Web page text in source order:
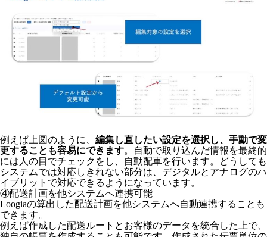
例えば上図のように、 編集し直したい設定を選択し、手動で変
更することも容易にできます。自動で取り込んだ情報を最終的
には人の目でチェックをし、自動配車を行います。どうしても
システムでは対応しきれない部分は、デジタルとアナログのハ
イブリットで対応できるようになっています。
④配送計画を他システムへ連携可能
Loogiaの算出した配送計画を他システムへ自動連携することも
できます。
例えば作成した配送ルートとお客様のデータを統合した上で、